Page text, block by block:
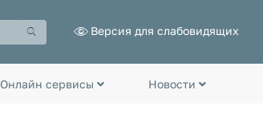
Версия для слабовидящих
Онлайн сервисы Новости